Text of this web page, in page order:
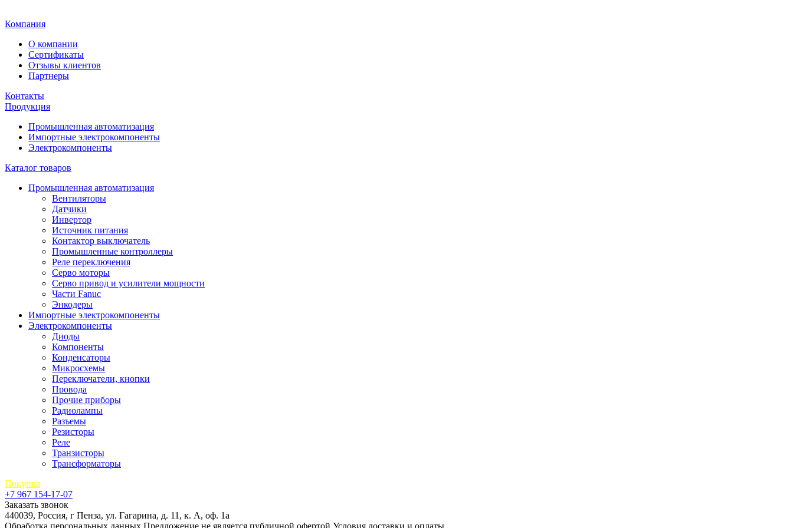
Компания
О компании
Сертификаты
Отзывы клиентов
Партнеры
Контакты
Продукция
Промышленная автоматизация
Импортные электрокомпоненты
Электрокомпоненты
Каталог товаров
Промышленная автоматизация
Вентиляторы
Датчики
Инвертор
Источник питания
Контактор выключатель
Промышленные контроллеры
Реле переключения
Серво моторы
Серво привод и усилители мощности
Части Fanuc
Энкодеры
Импортные электрокомпоненты
Электрокомпоненты
Диоды
Компоненты
Конденсаторы
Микросхемы
Переключатели, кнопки
Провода
Прочие приборы
Радиолампы
Разъемы
Резисторы
Реле
Транзисторы
Трансформаторы
Покупка
+7 967 154-17-07
Заказать звонок
440039, Россия, г Пенза, ул. Гагарина, д. 11, к. А, оф. 1а
Обработка персональных данных Предложение не является публичной офертой Условия доставки и оплаты